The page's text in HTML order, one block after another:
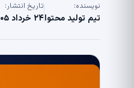
نویسنده:
تیم تولید محتوا
تاریخ انتشار:
۲۴ خرداد ۱۴۰۵